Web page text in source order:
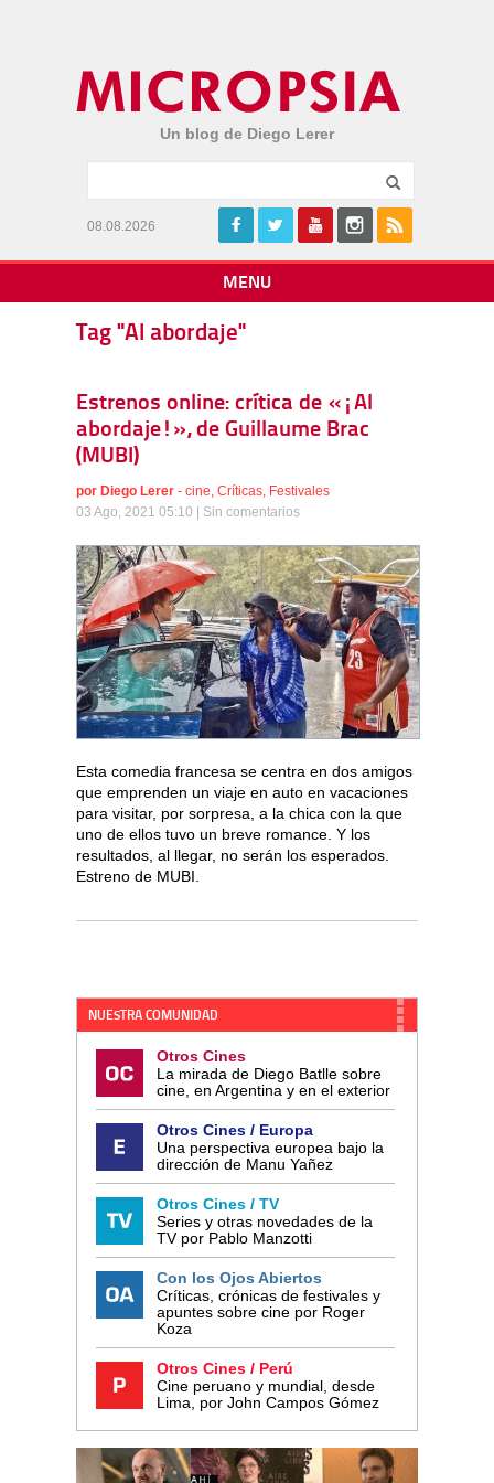
Un blog de Diego Lerer
08.08.2026
MENU
Tag "Al abordaje"
Estrenos online: crítica de «¡Al
abordaje!», de Guillaume Brac
(MUBI)
por Diego Lerer - cine, Críticas, Festivales
03 Ago, 2021 05:10 | Sin comentarios
Esta comedia francesa se centra en dos amigos
que emprenden un viaje en auto en vacaciones
para visitar, por sorpresa, a la chica con la que
uno de ellos tuvo un breve romance. Y los
resultados, al llegar, no serán los esperados.
Estreno de MUBI.
NUESTRA COMUNIDAD
Otros Cines
La mirada de Diego Batlle sobre
cine, en Argentina y en el exterior
Otros Cines / Europa
Una perspectiva europea bajo la
dirección de Manu Yañez
Otros Cines / TV
Series y otras novedades de la
TV por Pablo Manzotti
Con los Ojos Abiertos
Críticas, crónicas de festivales y
apuntes sobre cine por Roger
Koza
Otros Cines / Perú
Cine peruano y mundial, desde
Lima, por John Campos Gómez